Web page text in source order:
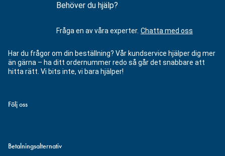
Behöver du hjälp?
Fråga en av våra experter. Chatta med oss
Har du frågor om din beställning? Vår kundservice hjälper dig mer
än gärna – ha ditt ordernummer redo så går det snabbare att
hitta rätt. Vi bits inte, vi bara hjälper!
Följ oss
Betalningsalternativ